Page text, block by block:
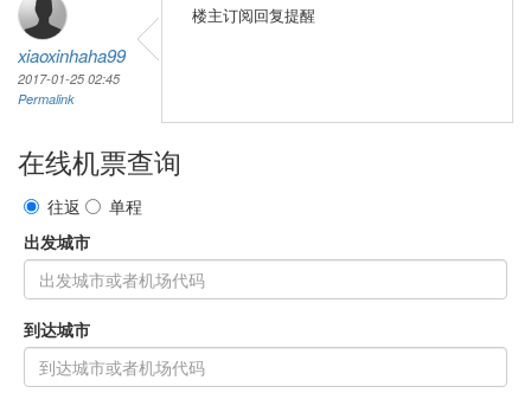
xiaoxinhaha99
2017-01-25 02:45
Permalink
楼主订阅回复提醒
在线机票查询
往返
单程
出发城市
到达城市